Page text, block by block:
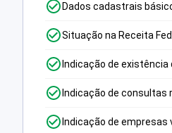
Dados cadastrais
Situação na Receita
Indicação de
Indicação de consultas
Indicação de empresas